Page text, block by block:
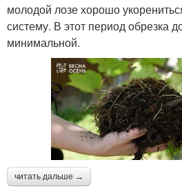
молодой лозе хорошо
систему. В этот период обрезка
минимальной.
читать дальше →